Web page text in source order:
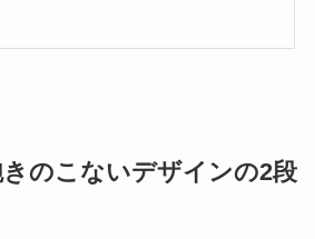
のこないデザインの2段